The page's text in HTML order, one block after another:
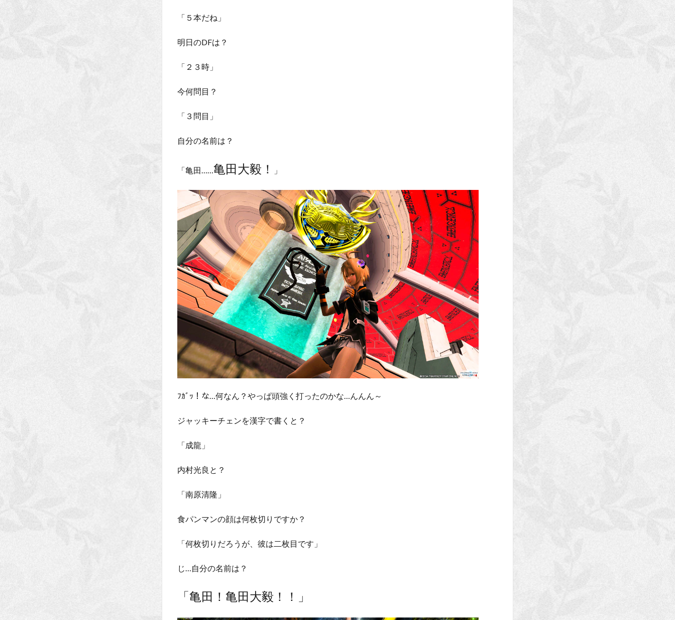
「５本だね」
明日のDFは？
「２３時」
今何問目？
「３問目」
自分の名前は？
「亀田……亀田大毅！ 」
ﾌｶﾞｯ！な…何なん？やっぱ頭強く打ったのかな…んんん～
ジャッキーチェンを漢字で書くと？
「成龍」
内村光良と？
「南原清隆」
食パンマンの顔は何枚切りですか？
「何枚切りだろうが、彼は二枚目です」
じ…自分の名前は？
「亀田！亀田大毅！！」